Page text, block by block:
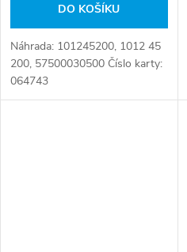
DO KOŠÍKU
Náhrada: 101245200, 1012 45
200, 57500030500 Číslo karty:
064743